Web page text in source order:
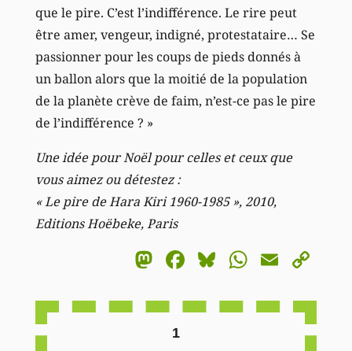
que le pire. C’est l’indifférence. Le rire peut
être amer, vengeur, indigné, protestataire… Se
passionner pour les coups de pieds donnés à
un ballon alors que la moitié de la population
de la planète crève de faim, n’est-ce pas le pire
de l’indifférence ? »
Une idée pour Noël pour celles et ceux que
vous aimez ou détestez :
« Le pire de Hara Kiri 1960-1985 », 2010,
Editions Hoëbeke, Paris
Mastodon
Facebook
BlueskyEmail
1